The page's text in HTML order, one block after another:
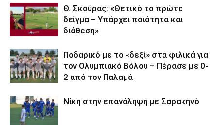
Θ. Σκούρας: «Θετικό το πρώτο
δείγμα – Υπάρχει ποιότητα και
διάθεση»
Ποδαρικό με το «δεξί» στα φιλικά για
τον Ολυμπιακό Βόλου – Πέρασε με 0-
2 από τον Παλαμά
Νίκη στην επανάληψη με Σαρακηνό